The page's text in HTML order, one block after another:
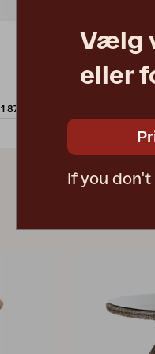
1 870 DKK
TURIN
W46 D61 H87
Vælg
eller
If you